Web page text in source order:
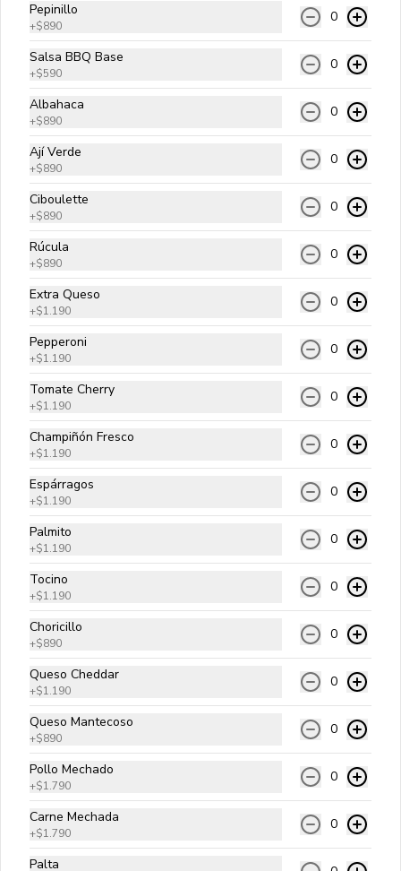
Italiana
Carne angus, palta, tomate y
$10.990
Carne angus, queso cheddar, aros de
cebolla, tocino, cebolla salteada y
Carne angus, queso cheddar, tocino,
cebolla salteada, pepinillos y salsa
Carne angus, queso cheddar, tocino,
pepperoni, choricillo y salsa golf.
Ranchera
Pepinillo
+$890
0
Salsa BBQ Base
+$590
0
Albahaca
+$890
0
Ají Verde
+$890
0
Ciboulette
+$890
0
Rúcula
+$890
0
Extra Queso
+$1.190
0
Pepperoni
+$1.190
0
Tomate Cherry
+$1.190
0
Champiñón Fresco
+$1.190
0
Espárragos
+$1.190
0
Palmito
+$1.190
0
Tocino
+$1.190
0
Choricillo
+$890
0
Queso Cheddar
+$1.190
0
Queso Mantecoso
+$890
0
Pollo Mechado
+$1.790
0
Carne Mechada
+$1.790
0
Palta